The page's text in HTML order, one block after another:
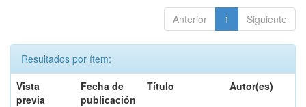
Anterior 1 Siguiente
Resultados por ítem:
Vista
previa
Fecha de
publicación
Título Autor(es)